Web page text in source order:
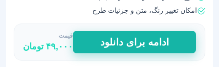
امکان تغییر رنگ، متن و جزئیات طرح
عکس
اینفوگرافیکی
آماده
ادامه برای دانلود
قیمت
۴۹,۰۰۰ تومان